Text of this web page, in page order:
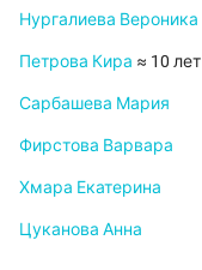
Нургалиева Вероника
Петрова Кира ≈ 10 лет
Сарбашева Мария
Фирстова Варвара
Хмара Екатерина
Цуканова Анна